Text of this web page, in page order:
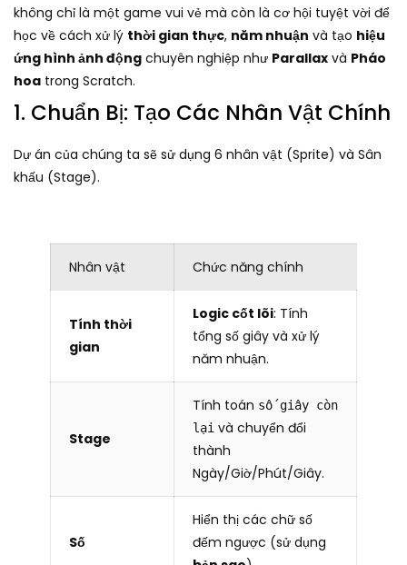
không chỉ là một game vui vẻ mà còn là cơ hội tuyệt vời để
học về cách xử lý thời gian thực, năm nhuận và tạo hiệu
ứng hình ảnh động chuyên nghiệp như Parallax và Pháo
hoa trong Scratch.
1. Chuẩn Bị: Tạo Các Nhân Vật Chính
Dự án của chúng ta sẽ sử dụng 6 nhân vật (Sprite) và Sân
khấu (Stage).
Nhân vật Chức năng chính
Tính thời
gian
Logic cốt lõi: Tính
tổng số giây và xử lý
năm nhuận.
Stage
Tính toán số giây còn
lại và chuyển đổi
thành
Ngày/Giờ/Phút/Giây.
Số
Hiển thị các chữ số
đếm ngược (sử dụng